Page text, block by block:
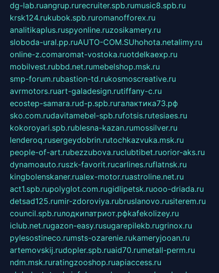
dg-lab.ruangrup.rurecruiter.spb.rumusic8.spb.ru
krsk124.rukubok.spb.ruromanofforex.ru
analitikaplus.ruspyonline.ruzosikamery.ru
sloboda-ural.pp.ruAUTO-COM.SUhohota.netalimy.ru
online-z.comaromat-vostoka.ruotdelkaexp.ru
mobilvest.rubbd.net.rumebelshop.msk.ru
smp-forum.rubastion-td.rukosmoscreative.ru
avrmotors.ruart-galadesign.rutiffany-c.ru
ecostep-samara.rud-p.spb.ruгалактика73.рф
sko.com.rudavitamebel-spb.rufotsis.rutesiaes.ru
kokoroyari.spb.rublesna-kazan.rumossilver.ru
lenderoq.rusergeydobrin.rutochkazvuka.msk.ru
people-of-art.rubezzubova.ruclubtibet.ruorior-aks.ru
dynamoauto.ruszk-favorit.rucarlines.ruflatnsk.ru
kingbolenskaner.rualex-motor.ruastroline.net.ru
act1.spb.rupolyglot.com.rugidlipetsk.ruooo-driada.ru
detsad125.rumir-zdoroviya.rubruslanovo.rusiterem.ru
council.spb.ruлодкипатриот.рфkafekolizey.ru
iclub.net.rugazon-easy.rusugarepilekb.rugrinox.ru
pylesostineco.rumsts-ozarenie.rukameryjooan.ru
artemovskij.rudopler.spb.ruaid70.rumetall-perm.ru
ndm.msk.ruratingzooshop.ruapiaccess.ru